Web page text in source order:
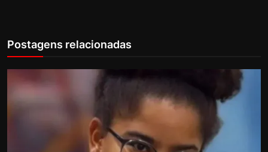
Postagens relacionadas